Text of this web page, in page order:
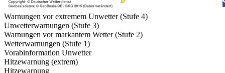
Warnungen vor extremem Unwetter (Stufe 4)
Unwetterwarnungen (Stufe 3)
Warnungen vor markantem Wetter (Stufe 2)
Wetterwarnungen (Stufe 1)
Vorabinformation Unwetter
Hitzewarnung (extrem)
Hitzewarnung